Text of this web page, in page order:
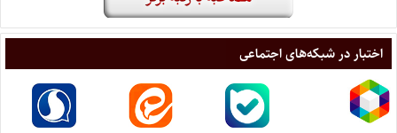
اختبار در شبکه‌های اجتماعی